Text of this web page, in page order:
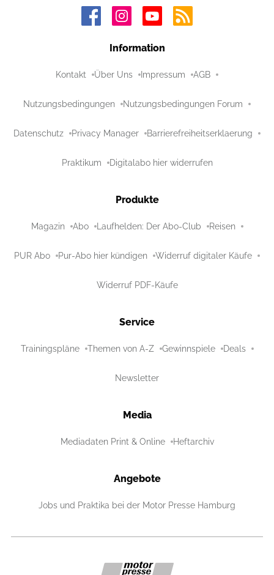
Information
Kontakt Über Uns Impressum AGB
Nutzungsbedingungen Nutzungsbedingungen Forum
Datenschutz Privacy Manager Barrierefreiheitserklaerung
Praktikum Digitalabo hier widerrufen
Produkte
Magazin Abo Laufhelden: Der Abo-Club Reisen
PUR Abo Pur-Abo hier kündigen Widerruf digitaler Käufe
Widerruf PDF-Käufe
Service
Trainingspläne Themen von A-Z Gewinnspiele Deals
Newsletter
Media
Mediadaten Print & Online Heftarchiv
Angebote
Jobs und Praktika bei der Motor Presse Hamburg